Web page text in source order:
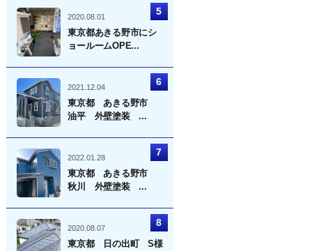
2020.08.01
東京都あきる野市にシ
ョールームOPE...
2021.12.04
東京都 あきる野市
油平 外壁塗装 ...
2022.01.28
東京都 あきる野市
秋川 外壁塗装 ...
2020.08.07
東京都 日の出町 S様